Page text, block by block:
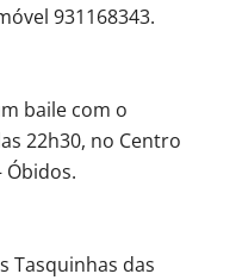
931168343.
baile com o
22h30, no Centro
Óbidos.
Tasquinhas das